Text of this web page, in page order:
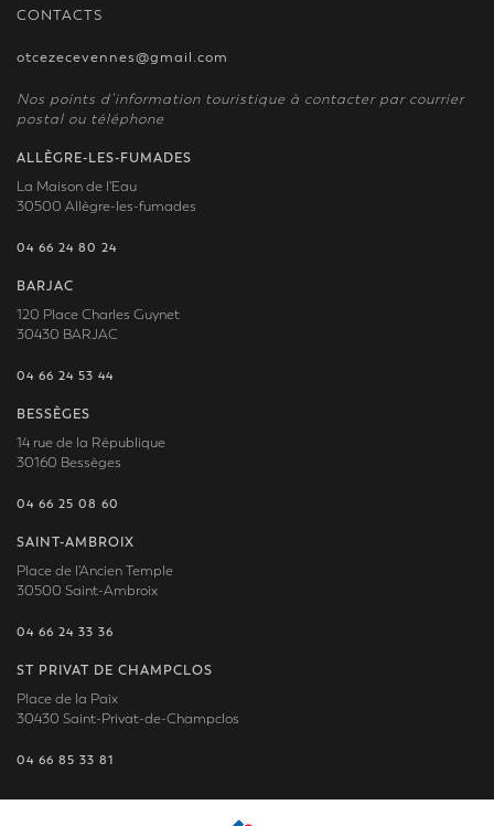
CONTACTS
otcezecevennes@gmail.com
Nos points d’information touristique à contacter par courrier
postal ou téléphone
ALLÈGRE-LES-FUMADES
La Maison de l'Eau
30500 Allègre-les-fumades
04 66 24 80 24
BARJAC
120 Place Charles Guynet
30430 BARJAC
04 66 24 53 44
BESSÈGES
14 rue de la République
30160 Bessèges
04 66 25 08 60
SAINT-AMBROIX
Place de l'Ancien Temple
30500 Saint-Ambroix
04 66 24 33 36
ST PRIVAT DE CHAMPCLOS
Place de la Paix
30430 Saint-Privat-de-Champclos
04 66 85 33 81